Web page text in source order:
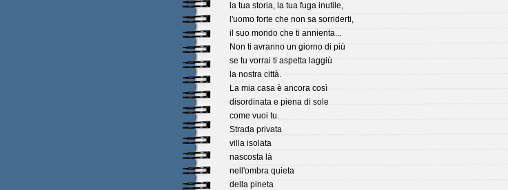
la tua storia, la tua fuga inutile,
l'uomo forte che non sa sorriderti,
il suo mondo che ti annienta...
Non ti avranno un giorno di più
se tu vorrai ti aspetta laggiù
la nostra città.
La mia casa è ancora così
disordinata e piena di sole
come vuoi tu.
Strada privata
villa isolata
nascosta là
nell'ombra quieta
della pineta